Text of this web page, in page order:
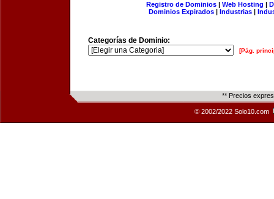
Registro de Dominios| Web Hosting |
Dominios Expirados | Industrias |
Categorías de Dominio:
[Pág.
** Precios
© 2002/2022 Solo10.com